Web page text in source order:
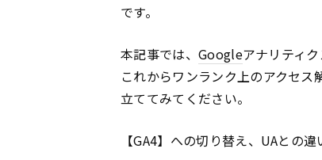
です。
本記事では、 Googleアナリティ
これからワンランク上のアクセ
立ててみてください。
【GA4】への切り替え、UAとの